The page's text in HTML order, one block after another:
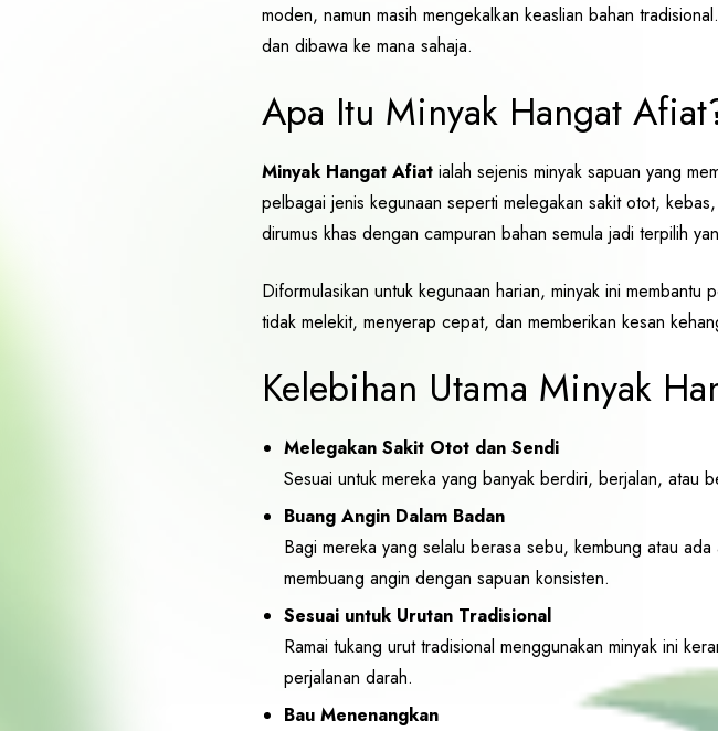
moden, namun masih mengekalkan keaslian bahan
dan dibawa ke mana sahaja.
Apa Itu Minyak Hangat
Minyak Hangat Afiat ialah sejenis minyak sapuan yang
pelbagai jenis kegunaan seperti melegakan sakit otot,
dirumus khas dengan campuran bahan semula jadi terpilih
Diformulasikan untuk kegunaan harian, minyak ini
tidak melekit, menyerap cepat, dan memberikan kesan
Kelebihan Utama Minyak
Melegakan Sakit Otot dan Sendi
Sesuai untuk mereka yang banyak berdiri, berjalan, atau
Buang Angin Dalam Badan
Bagi mereka yang selalu berasa sebu, kembung atau
membuang angin dengan sapuan konsisten.
Sesuai untuk Urutan Tradisional
Ramai tukang urut tradisional menggunakan minyak ini
perjalanan darah.
Bau Menenangkan